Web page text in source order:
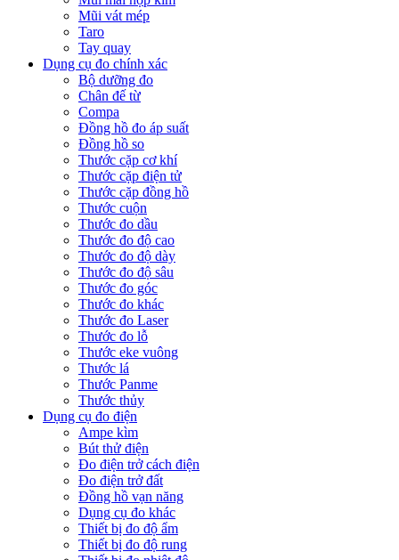
Mũi vát mép
Taro
Tay quay
Dụng cụ đo chính xác
Bộ dưỡng đo
Chân đế từ
Compa
Đồng hồ đo áp suất
Đồng hồ so
Thước cặp cơ khí
Thước cặp điện tử
Thước cặp đồng hồ
Thước cuộn
Thước đo dầu
Thước đo độ cao
Thước đo độ dày
Thước đo độ sâu
Thước đo góc
Thước đo khác
Thước đo Laser
Thước đo lỗ
Thước eke vuông
Thước lá
Thước Panme
Thước thủy
Dụng cụ đo điện
Ampe kìm
Bút thử điện
Đo điện trở cách điện
Đo điện trở đất
Đồng hồ vạn năng
Dụng cụ đo khác
Thiết bị đo độ ẩm
Thiết bị đo độ rung